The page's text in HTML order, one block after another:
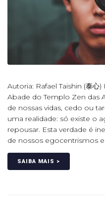
Autoria: Rafael Taishin (泰
Abade do Templo Zen
de nossas vidas, cedo ou
uma realidade: só existe o
repousar. Esta verdade é
de nossos egocentrismos e
SAIBA MAIS >